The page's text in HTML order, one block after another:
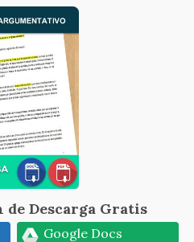
de Descarga Gratis
Google Docs